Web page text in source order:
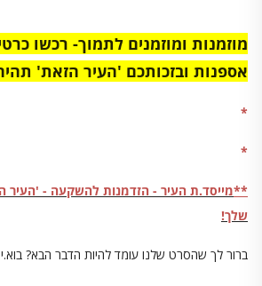
מוזמנות ומוזמנים לתמוך- רכשו
אספנות ובזכותכם 'העיר הזאת'
*
*
**מייסד.ת העיר - הזדמנות להשקעה - 'העיר
שלך!
ברור לך שהסרט שלנו עומד להיות הדבר הבא?